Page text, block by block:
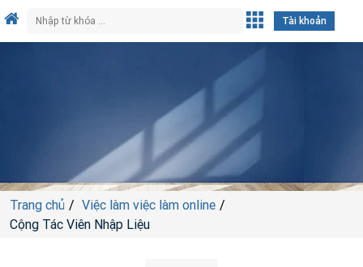
Tài khoản
Trang chủ
Việc làm việc làm online
Cộng Tác Viên Nhập Liệu